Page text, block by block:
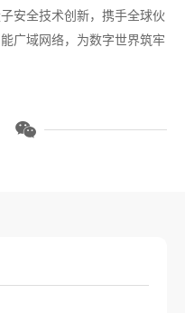
安全技术创新，携手全球伙
广域网络，为数字世界筑牢